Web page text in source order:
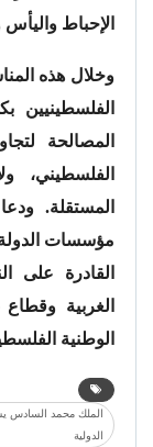
الإحباط
وخلال هذه
الفلسطينيين
المصالحة
الفلسطيني،
المستقلة.
مؤسسات الدولة
القادرة على
الغربية
الوطنية
الملك محمد السادس
الدولية